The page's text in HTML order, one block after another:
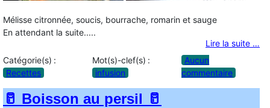
Mélisse citronnée, soucis, bourrache, romarin et sauge
En attendant la suite.....
Lire la suite …
Catégorie(s) :
Recettes
Mot(s)-clef(s) :
infusion
Aucun
commentaire
🥛 Boisson au persil 🥛